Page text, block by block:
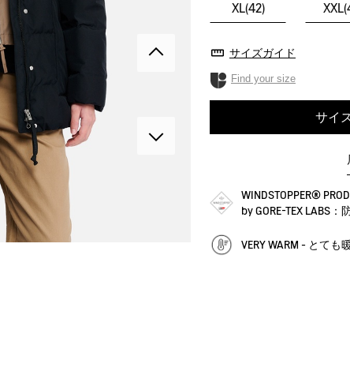
XL(42)
サイズガイド
Find your size
サイ
WINDSTOPPER®
by GORE-TEX LABS：
VERY WARM - とても